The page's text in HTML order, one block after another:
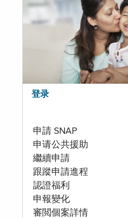
登录
申請 SNAP
申请公共援助
繼續申請
跟蹤申請進程
認證福利
申報變化
審閲個案詳情